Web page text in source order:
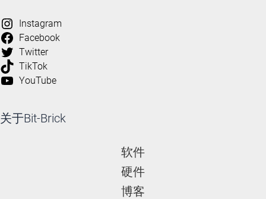
Instagram
Facebook
Twitter
TikTok
YouTube
关于Bit-Brick
软件
硬件
博客